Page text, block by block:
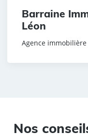
Barraine
Léon
Agence immobilière
Nos